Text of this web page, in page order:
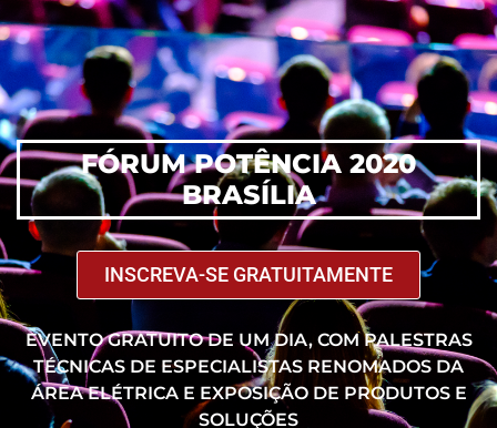
FÓRUM POTÊNCIA 2020
BRASÍLIA
INSCREVA-SE GRATUITAMENTE
EVENTO GRATUITO DE UM DIA, COM PALESTRAS
TÉCNICAS DE ESPECIALISTAS RENOMADOS DA
ÁREA ELÉTRICA E EXPOSIÇÃO DE PRODUTOS E
SOLUÇÕES